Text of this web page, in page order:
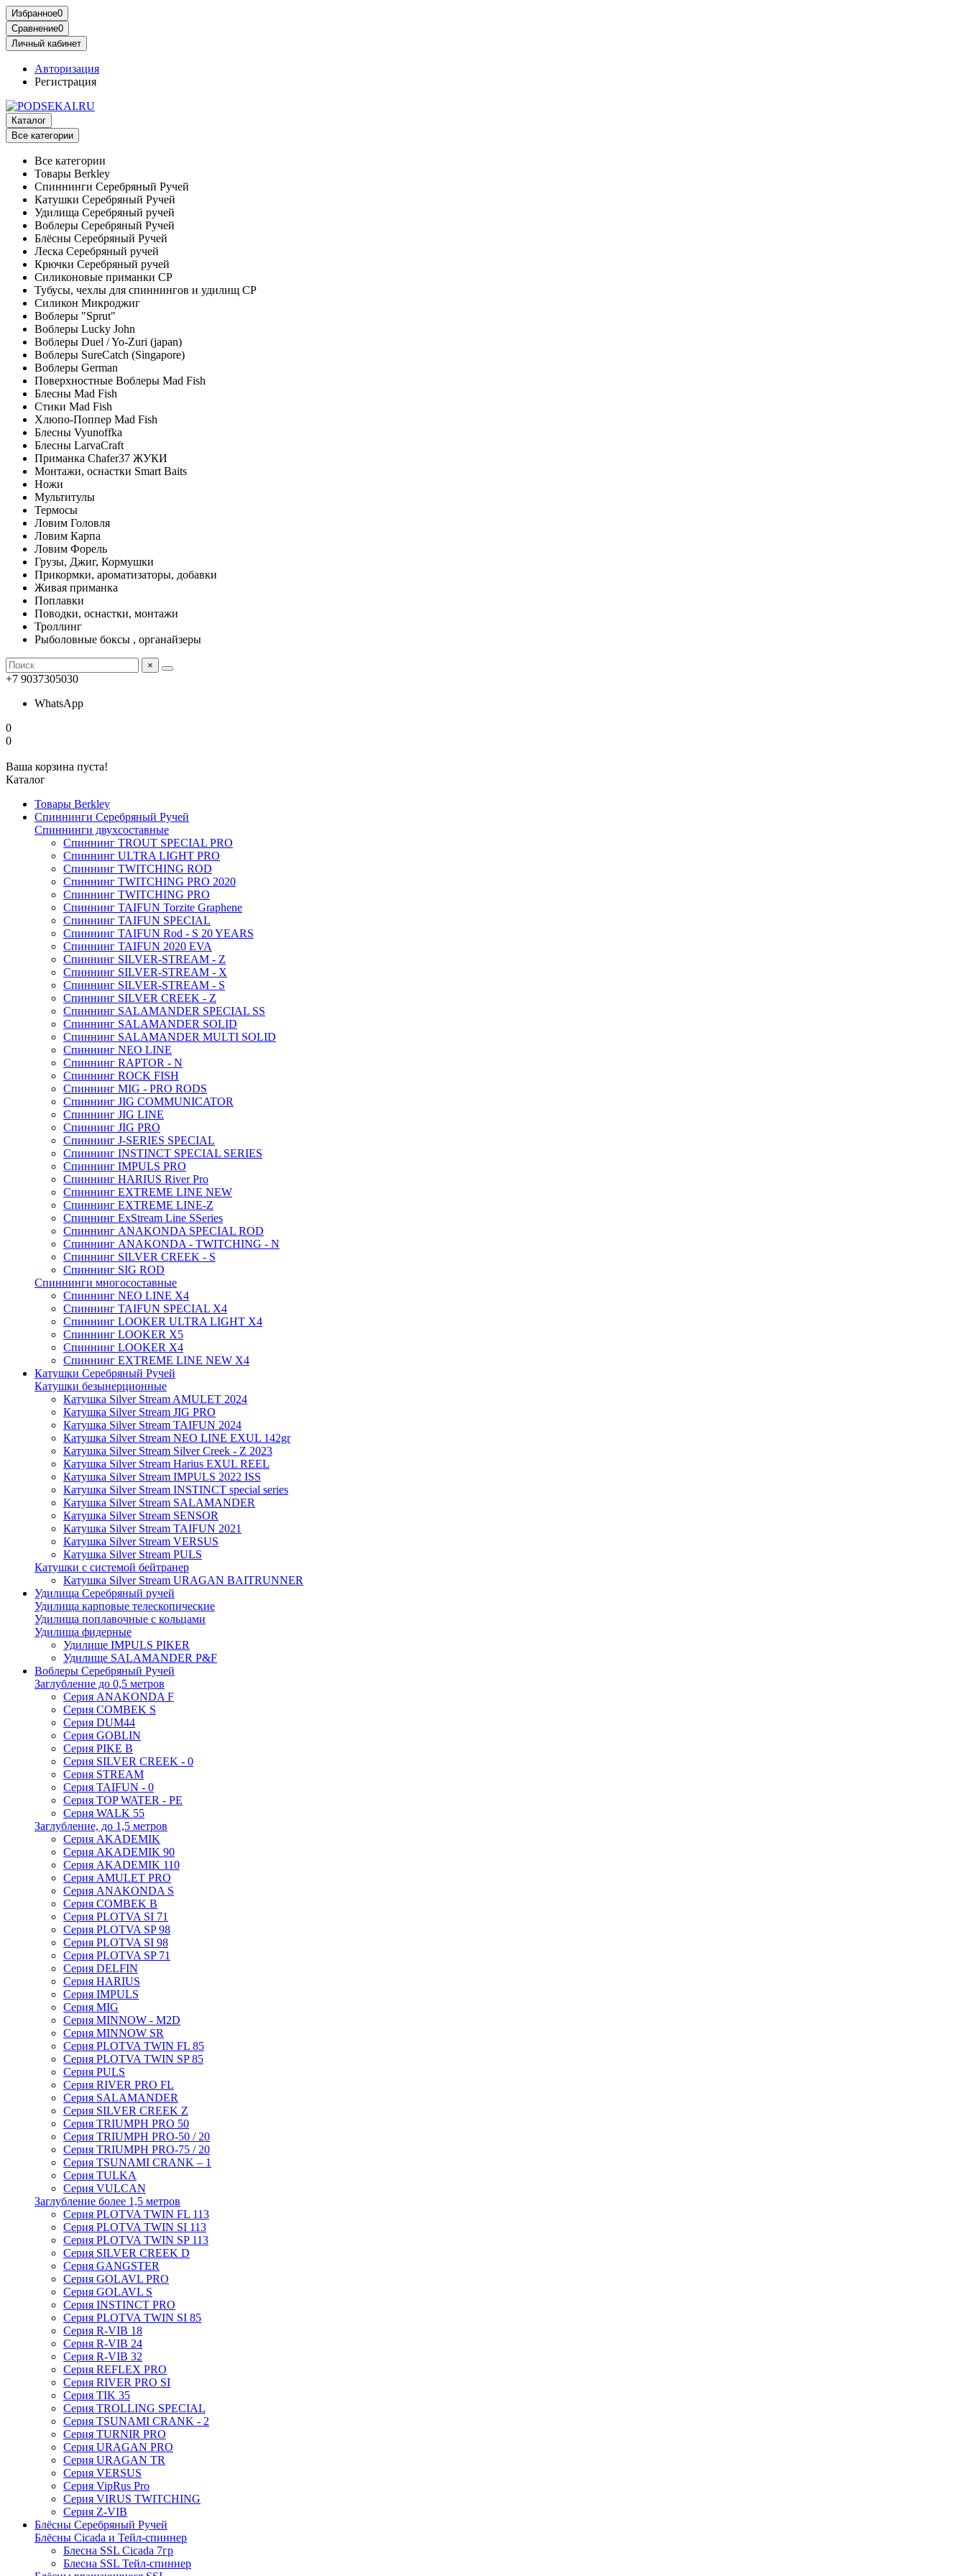
Избранное0
Сравнение0
Личный кабинет
Авторизация
Регистрация
Каталог
Все категории
Все категории
Товары Berkley
Спиннинги Серебряный Ручей
Катушки Серебряный Ручей
Удилища Серебряный ручей
Воблеры Серебряный Ручей
Блёсны Серебряный Ручей
Леска Серебряный ручей
Крючки Серебряный ручей
Силиконовые приманки СР
Тубусы, чехлы для спиннингов и удилищ СР
Силикон Микроджиг
Воблеры "Sprut"
Воблеры Lucky John
Воблеры Duel / Yo-Zuri (japan)
Воблеры SureCatch (Singapore)
Воблеры German
Поверхностные Воблеры Mad Fish
Блесны Mad Fish
Стики Mad Fish
Хлюпо-Поппер Mad Fish
Блесны Vyunoffka
Блесны LarvaCraft
Приманка Chafer37 ЖУКИ
Монтажи, оснастки Smart Baits
Ножи
Мультитулы
Термосы
Ловим Головля
Ловим Карпа
Ловим Форель
Грузы, Джиг, Кормушки
Прикормки, ароматизаторы, добавки
Живая приманка
Поплавки
Поводки, оснастки, монтажи
Троллинг
Рыболовные боксы , органайзеры
×
+7 9037305030
WhatsApp
0
0
Ваша корзина пуста!
Каталог
Товары Berkley
Спиннинги Серебряный Ручей
Спиннинги двухсоставные
Спиннинг TROUT SPECIAL PRO
Спиннинг ULTRA LIGHT PRO
Спиннинг TWITCHING ROD
Спиннинг TWITCHING PRO 2020
Спиннинг TWITCHING PRO
Спиннинг TAIFUN Torzite Graphene
Спиннинг TAIFUN SPECIAL
Спиннинг TAIFUN Rod - S 20 YEARS
Спиннинг TAIFUN 2020 EVA
Спиннинг SILVER-STREAM - Z
Спиннинг SILVER-STREAM - X
Спиннинг SILVER-STREAM - S
Спиннинг SILVER CREEK - Z
Спиннинг SALAMANDER SPECIAL SS
Спиннинг SALAMANDER SOLID
Спиннинг SALAMANDER MULTI SOLID
Спиннинг NEO LINE
Спиннинг RAPTOR - N
Спиннинг ROCK FISH
Спиннинг MIG - PRO RODS
Спиннинг JIG COMMUNICATOR
Спиннинг JIG LINE
Спиннинг JIG PRO
Спиннинг J-SERIES SPECIAL
Спиннинг INSTINCT SPECIAL SERIES
Спиннинг IMPULS PRO
Спиннинг HARIUS River Pro
Спиннинг EXTREME LINE NEW
Спиннинг EXTREME LINE-Z
Спиннинг ExStream Line SSeries
Спиннинг ANAKONDA SPECIAL ROD
Спиннинг ANAKONDA - TWITCHING - N
Спиннинг SILVER CREEK - S
Спиннинг SIG ROD
Спиннинги многосоставные
Спиннинг NEO LINE X4
Спиннинг TAIFUN SPECIAL X4
Спиннинг LOOKER ULTRA LIGHT X4
Спиннинг LOOKER X5
Спиннинг LOOKER X4
Спиннинг EXTREME LINE NEW X4
Катушки Серебряный Ручей
Катушки безынерционные
Катушка Silver Stream AMULET 2024
Катушка Silver Stream JIG PRO
Катушка Silver Stream TAIFUN 2024
Катушка Silver Stream NEO LINE EXUL 142gr
Катушка Silver Stream Silver Creek - Z 2023
Катушка Silver Stream Harius EXUL REEL
Катушка Silver Stream IMPULS 2022 ISS
Катушка Silver Stream INSTINCT special series
Катушка Silver Stream SALAMANDER
Катушка Silver Stream SENSOR
Катушка Silver Stream TAIFUN 2021
Катушка Silver Stream VERSUS
Катушка Silver Stream PULS
Катушки с системой бейтранер
Катушка Silver Stream URAGAN BAITRUNNER
Удилища Серебряный ручей
Удилища карповые телескопические
Удилища поплавочные с кольцами
Удилища фидерные
Удилище IMPULS PIKER
Удилище SALAMANDER P&F
Воблеры Серебряный Ручей
Заглубление до 0,5 метров
Серия ANAKONDA F
Серия COMBEK S
Серия DUM44
Серия GOBLIN
Серия PIKE B
Серия SILVER CREEK - 0
Серия STREAM
Серия TAIFUN - 0
Серия TOP WATER - PE
Серия WALK 55
Заглубление, до 1,5 метров
Серия AKADEMIK
Серия AKADEMIK 90
Серия AKADEMIK 110
Серия AMULET PRO
Серия ANAKONDA S
Серия COMBEK B
Серия PLOTVA SI 71
Серия PLOTVA SP 98
Серия PLOTVA SI 98
Серия PLOTVA SP 71
Серия DELFIN
Серия HARIUS
Серия IMPULS
Серия MIG
Серия MINNOW - M2D
Серия MINNOW SR
Серия PLOTVA TWIN FL 85
Серия PLOTVA TWIN SP 85
Серия PULS
Серия RIVER PRO FL
Серия SALAMANDER
Серия SILVER CREEK Z
Серия TRIUMPH PRO 50
Серия TRIUMPH PRO-50 / 20
Серия TRIUMPH PRO-75 / 20
Серия TSUNAMI CRANK – 1
Серия TULKA
Серия VULCAN
Заглубление более 1,5 метров
Серия PLOTVA TWIN FL 113
Серия PLOTVA TWIN SI 113
Серия PLOTVA TWIN SP 113
Серия SILVER CREEK D
Серия GANGSTER
Серия GOLAVL PRO
Серия GOLAVL S
Серия INSTINCT PRO
Серия PLOTVA TWIN SI 85
Серия R-VIB 18
Серия R-VIB 24
Серия R-VIB 32
Серия REFLEX PRO
Серия RIVER PRO SI
Серия TIK 35
Серия TROLLING SPECIAL
Серия TSUNAMI CRANK - 2
Серия TURNIR PRO
Серия URAGAN PRO
Серия URAGAN TR
Серия VERSUS
Серия VipRus Pro
Серия VIRUS TWITCHING
Серия Z-VIB
Блёсны Серебряный Ручей
Блёсны Cicada и Тейл-спиннер
Блесна SSL Cicada 7гр
Блесна SSL Тейл-спиннер